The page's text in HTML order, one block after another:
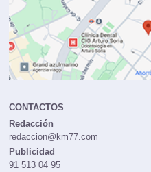
CONTACTOS
Redacción
redaccion@km77.com
Publicidad
91 513 04 95